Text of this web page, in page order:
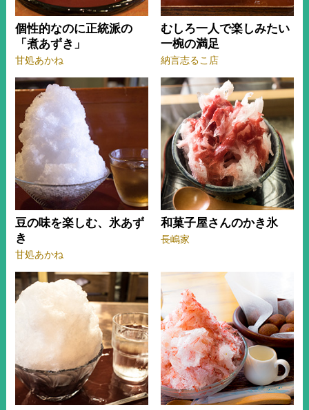
個性的なのに正統派の
「煮あずき」
甘処あかね
むしろ一人で楽しみたい
一椀の満足
納言志るこ店
豆の味を楽しむ、氷あず
き
甘処あかね
和菓子屋さんのかき氷
長嶋家